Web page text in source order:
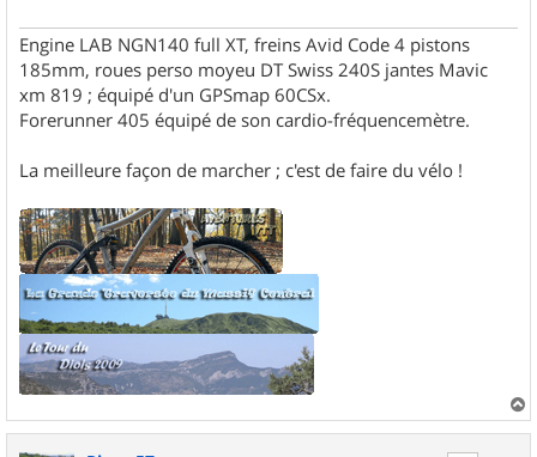
Engine LAB NGN140 full XT, freins Avid Code 4 pistons
185mm, roues perso moyeu DT Swiss 240S jantes Mavic
xm 819 ; équipé d'un GPSmap 60CSx.
Forerunner 405 équipé de son cardio-fréquencemètre.
La meilleure façon de marcher ; c'est de faire du vélo !
a